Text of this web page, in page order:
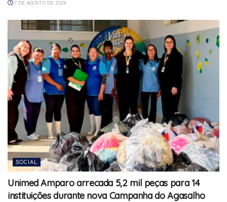
7 DE AGOSTO DE 2026
SOCIAL
Unimed Amparo arrecada 5,2 mil peças para 14
instituições durante nova Campanha do Agasalho